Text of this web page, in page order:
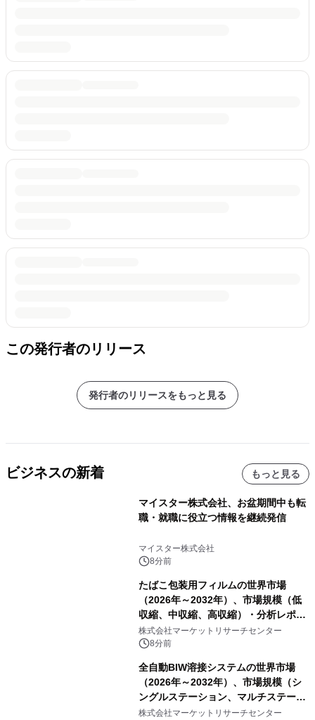
この発行者のリリース
発行者のリリースをもっと見る
ビジネスの新着 もっと見る
マイスター株式会社、お盆期間中も転
職・就職に役立つ情報を継続発信
マイスター株式会社
8分前
たばこ包装用フィルムの世界市場
（2026年～2032年）、市場規模（低
収縮、中収縮、高収縮）・分析レポー
トを発表
株式会社マーケットリサーチセンター
8分前
全自動BIW溶接システムの世界市場
（2026年～2032年）、市場規模（シ
ングルステーション、マルチステーシ
ョン）・分析レポートを発表
株式会社マーケットリサーチセンター